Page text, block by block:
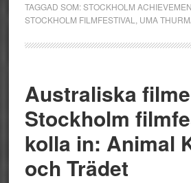
TAGGAD SOM:STOCKHOLM
STOCKHOLM FILMFESTIVAL
UMA
Australiska
Stockholm
kolla in: Animal
och Trädet